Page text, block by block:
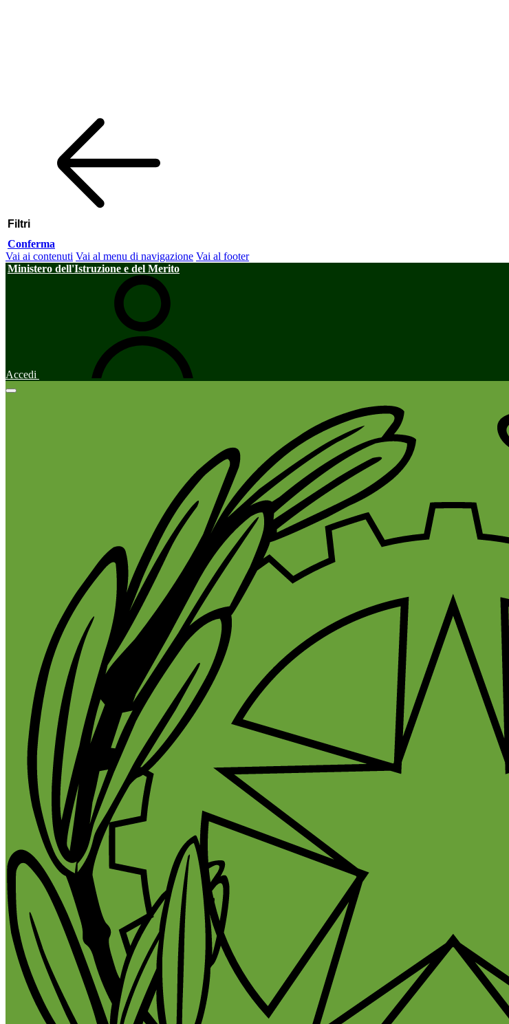
Filtri
Conferma
Vai ai contenuti Vai al menu di navigazione Vai al footer
Ministero dell'Istruzione e del Merito
Accedi